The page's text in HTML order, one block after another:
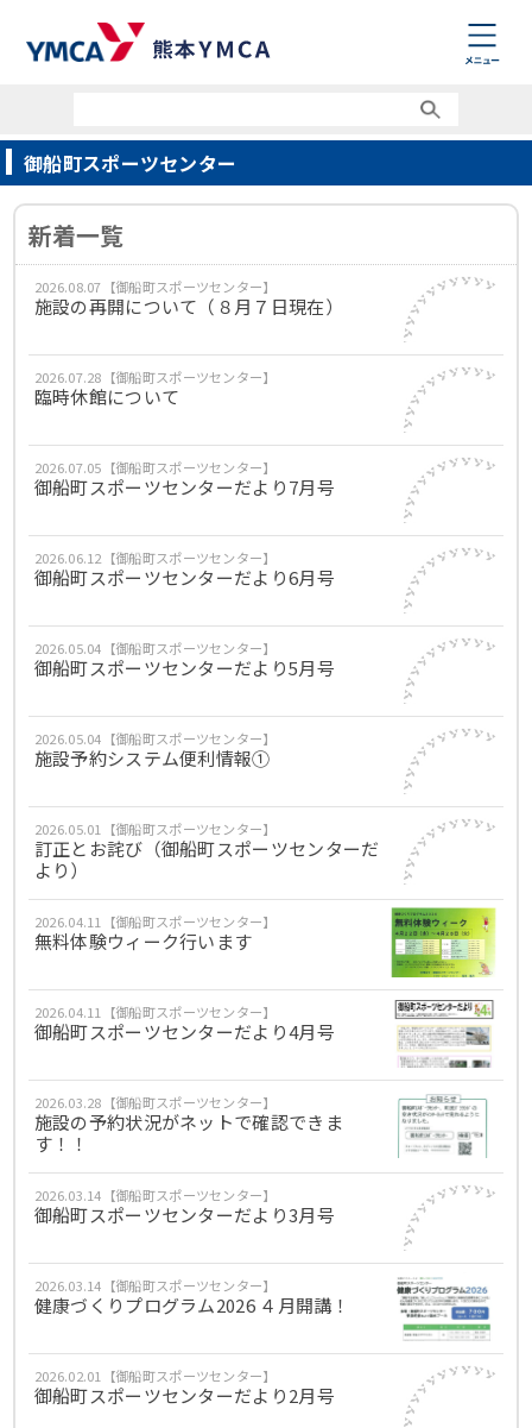
御船町スポーツセンター
新着一覧
2026.08.07【御船町スポーツセンター】
施設の再開について（８月７日現在）
2026.07.28【御船町スポーツセンター】
臨時休館について
2026.07.05【御船町スポーツセンター】
御船町スポーツセンターだより7月号
2026.06.12【御船町スポーツセンター】
御船町スポーツセンターだより6月号
2026.05.04【御船町スポーツセンター】
御船町スポーツセンターだより5月号
2026.05.04【御船町スポーツセンター】
施設予約システム便利情報①
2026.05.01【御船町スポーツセンター】
訂正とお詫び（御船町スポーツセンターだ
より）
2026.04.11【御船町スポーツセンター】
無料体験ウィーク行います
2026.04.11【御船町スポーツセンター】
御船町スポーツセンターだより4月号
2026.03.28【御船町スポーツセンター】
施設の予約状況がネットで確認できま
す！！
2026.03.14【御船町スポーツセンター】
御船町スポーツセンターだより3月号
2026.03.14【御船町スポーツセンター】
健康づくりプログラム2026 ４月開講！
2026.02.01【御船町スポーツセンター】
御船町スポーツセンターだより2月号